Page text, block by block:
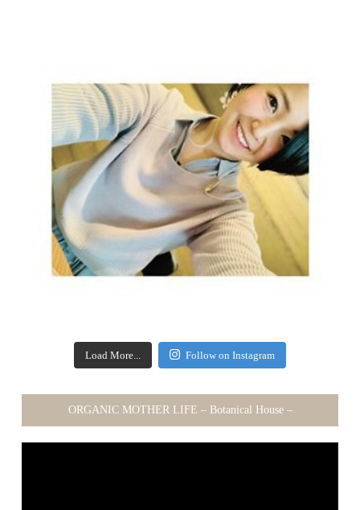
Load More... Follow on Instagram
ORGANIC MOTHER LIFE – Botanical House –
動